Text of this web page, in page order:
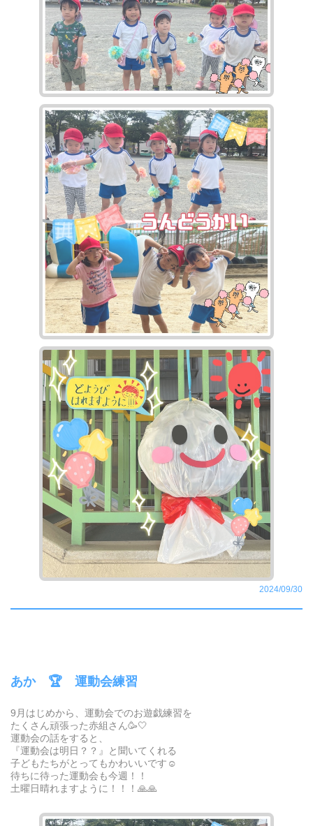
2024/09/30
あか 🏆 運動会練習
9月はじめから、運動会でのお遊戯練習を
たくさん頑張った赤組さん🥳🤍
運動会の話をすると、
『運動会は明日？？』と聞いてくれる
子どもたちがとってもかわいいです☺️
待ちに待った運動会も今週！！
土曜日晴れますように！！！🙏🙏